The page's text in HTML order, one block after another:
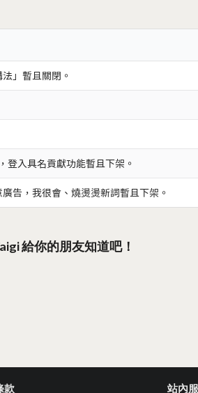
」暫且關閉。
登入具名貢獻功能暫且下架。
告，我很會、燒燙燙新詞暫且下架。
給你的朋友知道吧！
款 站內